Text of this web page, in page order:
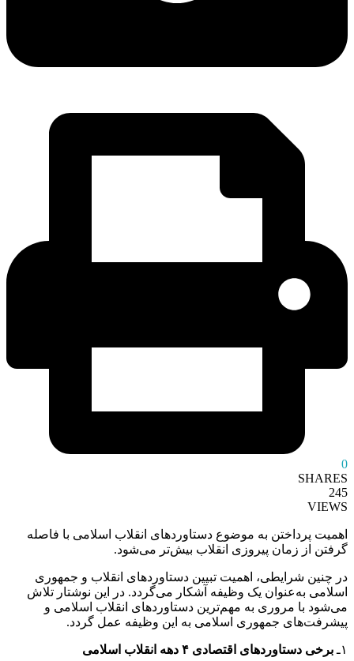
0
SHARES
245
VIEWS
اهمیت پرداختن به موضوع دستاورد‌های انقلاب اسلامی با فاصله
گرفتن از زمان پیروزی انقلاب بیش‌تر می‌شود.
در چنین شرایطی، اهمیت تبیین دستاوردهای انقلاب و جمهوری
اسلامی به‌عنوان یک وظیفه آشکار می‌گردد. در این نوشتار تلاش
می‌شود با مروری به مهم‌ترین دستاوردهای انقلاب اسلامی و
پیشرفت‌های جمهوری اسلامی به این وظیفه عمل گردد.
۱ـ برخی دستاوردهای اقتصادی ۴ دهه انقلاب اسلامی